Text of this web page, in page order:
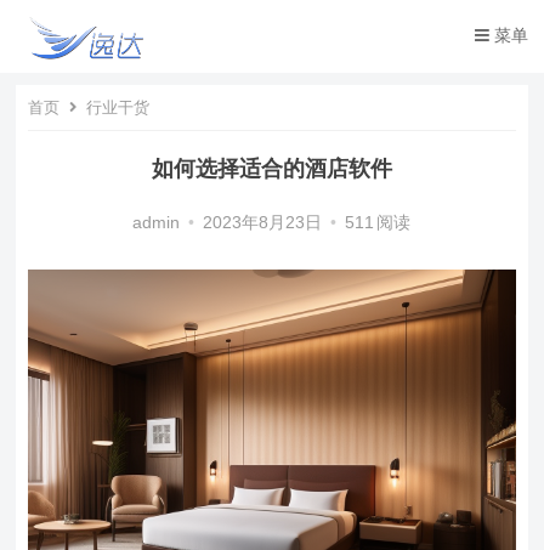
菜单
首页 行业干货
如何选择适合的酒店软件
admin • 2023年8月23日 • 511 阅读